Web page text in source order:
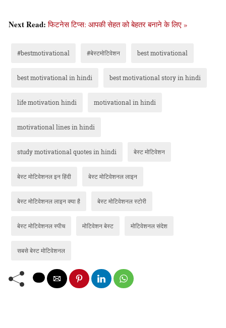
Next Read:फिटनेस टिप्स: आपकी सेहत को बेहतर बनाने के लिए »
#bestmotivational #बेस्टमोटिवेशन best motivational
best motivational in hindi best motivational story in hindi
life motivation hindi motivational in hindi
motivational lines in hindi
study motivational quotes in hindi बेस्ट मोटिवेशन
बेस्ट मोटिवेशनल इन हिंदी बेस्ट मोटिवेशनल लाइन
बेस्ट मोटिवेशनल लाइन क्या है बेस्ट मोटिवेशनल स्टोरी
बेस्ट मोटिवेशनल स्पीच मोटिवेशन बेस्ट मोटिवेशनल संदेश
सबसे बेस्ट मोटिवेशनल